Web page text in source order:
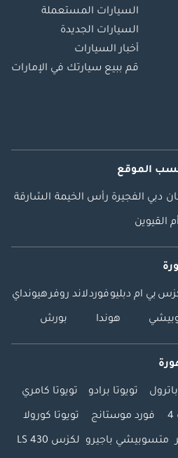
السيارات المستعملة
السيارات الجديدة
أخبار السيارات
قم ببيع سيارتك في الإمارات
الموقع
دبي الفجيرة رأس الخيمة الشارقة
أم القيوين
بي ام دبليوفوردلاند روفرهيونداي
هوندا بورش
تويوتا برادو تويوتا كامري
فورد موستانج تويوتا كورولا
متسوبيشي باجيرو لكزس LS 430